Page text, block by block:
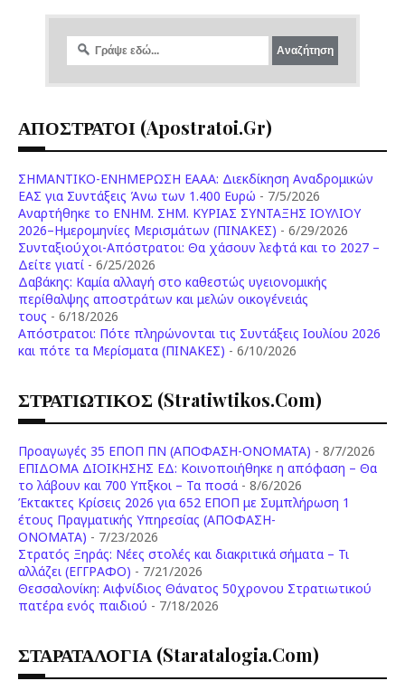
ΑΠΟΣΤΡΑΤΟΙ (apostratoi.gr)
ΣΗΜΑΝΤΙΚΟ-ΕΝΗΜΕΡΩΣΗ ΕΑΑΑ: Διεκδίκηση Αναδρομικών
ΕΑΣ για Συντάξεις Άνω των 1.400 Ευρώ - 7/5/2026
Aναρτήθηκε το ENHM. ΣΗΜ. ΚΥΡΙΑΣ ΣΥΝΤΑΞΗΣ ΙΟΥΛΙΟΥ
2026–Ημερομηνίες Μερισμάτων (ΠΙΝΑΚΕΣ) - 6/29/2026
Συνταξιούχοι-Απόστρατοι: Θα χάσουν λεφτά και το 2027 –
Δείτε γιατί - 6/25/2026
Δαβάκης: Καμία αλλαγή στο καθεστώς υγειονομικής
περίθαλψης αποστράτων και μελών οικογένειάς
τους - 6/18/2026
Aπόστρατοι: Πότε πληρώνονται τις Συντάξεις Ιουλίου 2026
και πότε τα Μερίσματα (ΠΙΝΑΚΕΣ) - 6/10/2026
ΣΤΡΑΤΙΩΤΙΚΟΣ (stratiwtikos.com)
Προαγωγές 35 ΕΠΟΠ ΠΝ (ΑΠΟΦΑΣΗ-ΟΝΟΜΑΤΑ) - 8/7/2026
ΕΠΙΔΟΜΑ ΔΙΟΙΚΗΣΗΣ ΕΔ: Κοινοποιήθηκε η απόφαση – Θα
το λάβουν και 700 Υπξκοι – Τα ποσά - 8/6/2026
Έκτακτες Κρίσεις 2026 για 652 ΕΠΟΠ με Συμπλήρωση 1
έτους Πραγματικής Υπηρεσίας (ΑΠΟΦΑΣΗ-
ONOMATA) - 7/23/2026
Στρατός Ξηράς: Νέες στολές και διακριτικά σήματα – Τι
αλλάζει (ΕΓΓΡΑΦΟ) - 7/21/2026
Θεσσαλονίκη: Αιφνίδιος Θάνατος 50χρονου Στρατιωτικού
πατέρα ενός παιδιού - 7/18/2026
ΣΤΑΡΑΤΑΛΟΓΙΑ (staratalogia.com)